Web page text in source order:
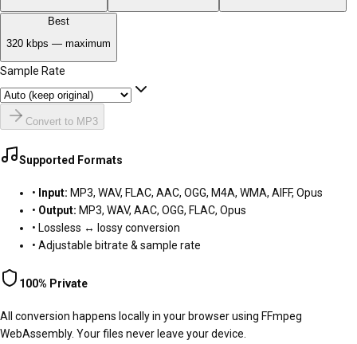
Best
320 kbps — maximum
Sample Rate
Convert to MP3
Supported Formats
• Input: MP3, WAV, FLAC, AAC, OGG, M4A, WMA, AIFF, Opus
• Output: MP3, WAV, AAC, OGG, FLAC, Opus
• Lossless ↔ lossy conversion
• Adjustable bitrate & sample rate
100% Private
All conversion happens locally in your browser using FFmpeg
WebAssembly. Your files never leave your device.